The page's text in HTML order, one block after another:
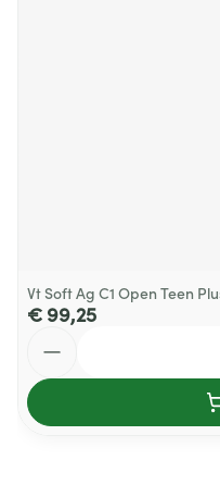
Vt Soft Ag C1 Open Teen
€ 99,25